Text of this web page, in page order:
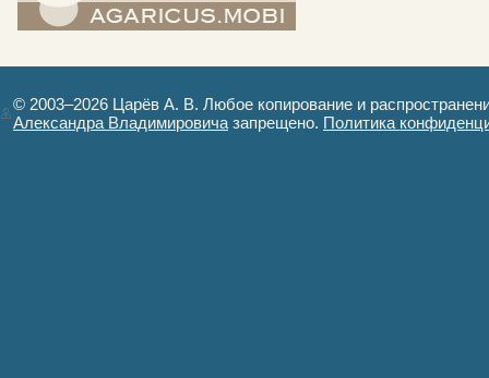
© 2003–2026 Царёв А. В. Любое копирование и
Александра Владимировича запрещено. Политика
Авторизация